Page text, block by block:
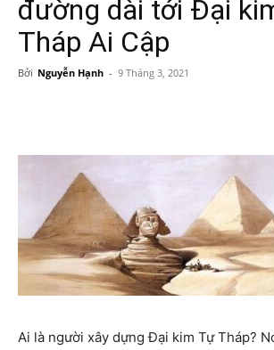
đường dài tới Đại
Tháp Ai Cập
Bởi Nguyễn Hạnh - 9 Tháng 3, 2021
Ai là người xây dựng Đại kim Tự Tháp?